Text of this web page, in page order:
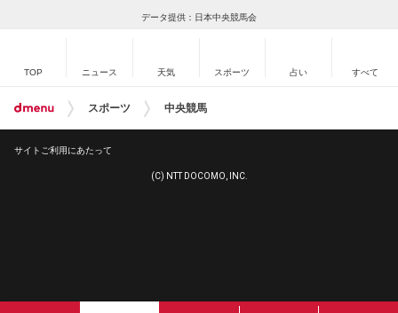
データ提供：日本中央競馬会
TOP ニュース 天気 スポーツ 占い すべて
スポーツ 中央競馬
サイトご利用にあたって
(C) NTT DOCOMO, INC.